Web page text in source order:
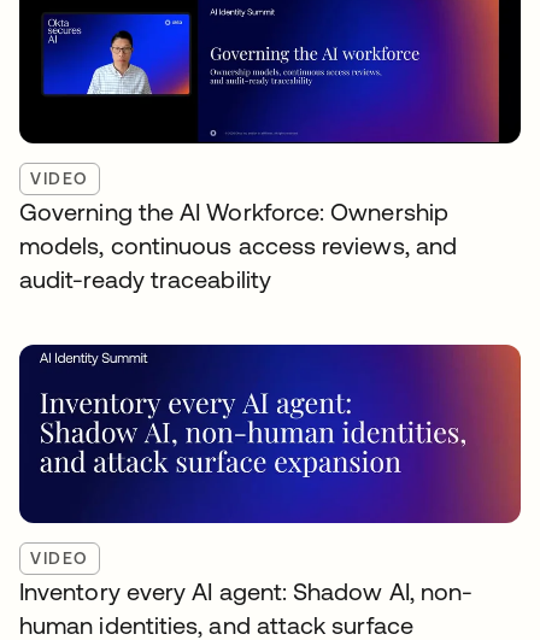
VIDEO
Governing the AI Workforce: Ownership
models, continuous access reviews, and
audit-ready traceability
VIDEO
Inventory every AI agent: Shadow AI, non-
human identities, and attack surface